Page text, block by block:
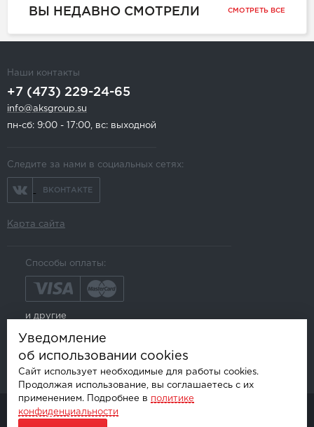
ВЫ НЕДАВНО СМОТРЕЛИ СМОТРЕТЬ ВСЕ
Наши контакты
+7 (473) 229-24-65
info@aksgroup.su
пн-сб: 9:00 - 17:00, вс: выходной
Следите за нами в социальных сетях:
ВКОНТАКТЕ
Карта сайта
Способы оплаты:
и другие
© AKSGROUP, 2026.
Уведомление
об использовании cookies
Сайт использует необходимые для работы cookies.
Продолжая использование, вы соглашаетесь с их
применением. Подробнее в политике
конфиденциальности